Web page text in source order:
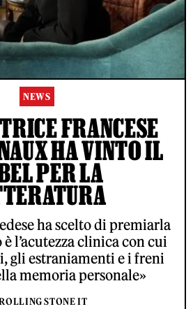
NEWS
FRANCESE
HA VINTO IL
PER LA
ha scelto di premiarla
l’acutezza clinica con cui
gli estraniamenti e i freni
memoria personale»
STONE IT